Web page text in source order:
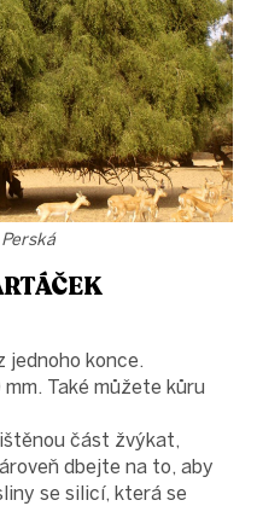
jednoho konce.
Také můžete kůru
část žvýkat,
dbejte na to, aby
se silicí, která se